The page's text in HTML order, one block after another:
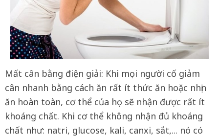
Mất cân bằng điện giải: Khi mọi người cố giảm
cân nhanh bằng cách ăn rất ít thức ăn hoặc nhịn
ăn hoàn toàn, cơ thể của họ sẽ nhận được rất ít
khoáng chất. Khi cơ thể không nhận đủ khoáng
chất như: natri, glucose, kali, canxi, sắt,... nó có